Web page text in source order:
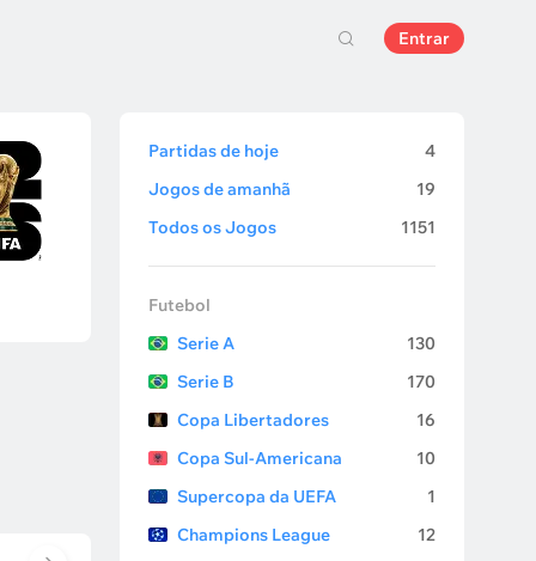
Entrar
Partidas de hoje
4
Jogos de amanhã
19
Todos os Jogos
1151
Futebol
Serie A
130
Serie B
170
Copa Libertadores
16
Copa Sul-Americana
10
Supercopa da UEFA
1
Champions League
12